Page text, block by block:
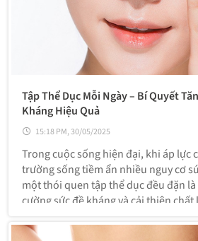
Tập Thể Dục Mỗi Ngày – Bí Quyết
Kháng Hiệu Quả
15:18 PM, 30/05/2025
Trong cuộc sống hiện đại, khi áp lực
trường sống tiềm ẩn nhiều nguy cơ
một thói quen tập thể dục đều đặn
cường sức đề kháng và cải thiện chất
mang lại vô vàn lợi ích thể